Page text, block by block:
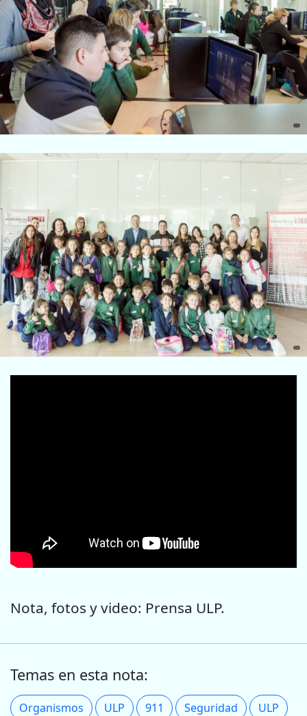
Nota, fotos y video: Prensa ULP.
Temas en esta nota:
Organismos ULP 911 Seguridad ULP